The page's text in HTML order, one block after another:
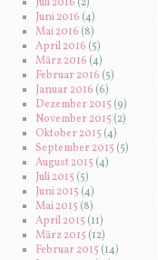
Juni 2016 (4)
Mai 2016 (8)
April 2016 (5)
März 2016 (4)
Februar 2016(5)
Januar 2016 (6)
Dezember 2015 (9)
November 2015 (2)
Oktober 2015 (4)
September 2015 (5)
August 2015 (4)
Juli 2015 (5)
Juni 2015 (4)
Mai 2015(8)
April 2015 (11)
März 2015(12)
Februar 2015 (14)